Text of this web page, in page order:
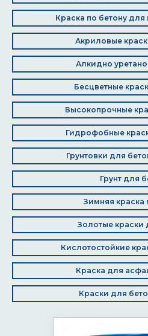
Краска по бетону
Акриловые
Алкидно
Бесцветные
Высокопрочные
Гидрофобные
Грунтовки для
Грунт для
Зимняя краска
Золотые краски
Кислотостойкие
Краска для
Краски для